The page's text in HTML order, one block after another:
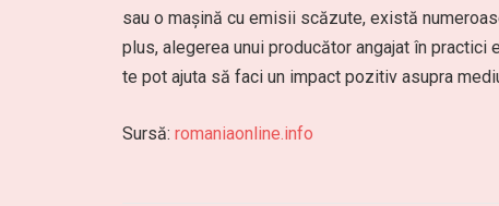
sau o mașină cu emisii scăzute, există
plus, alegerea unui producător angajat în
te pot ajuta să faci un impact pozitiv asupra
Sursă: romaniaonline.info